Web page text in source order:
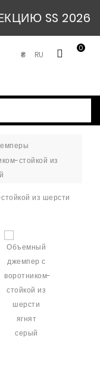
SS 2026
0
RU
₴
стойкой из